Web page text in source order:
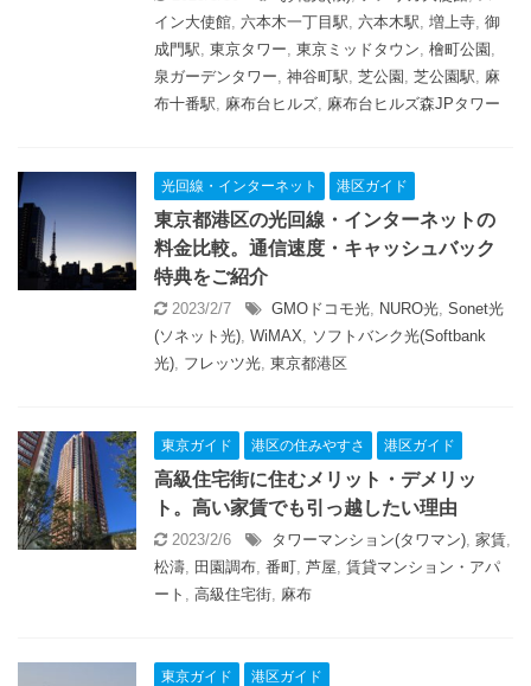
イン大使館, 六本木一丁目駅, 六本木駅, 増上寺, 御
成門駅, 東京タワー, 東京ミッドタウン, 檜町公園 ,
泉ガーデンタワー, 神谷町駅, 芝公園 , 芝公園駅, 麻
布十番駅, 麻布台ヒルズ, 麻布台ヒルズ森JPタワー
光回線・インターネット 港区ガイド
東京都港区の光回線・インターネットの
料金比較。通信速度・キャッシュバック
特典をご紹介
2023/2/7 GMOドコモ光, NURO光, Sonet光
(ソネット光), WiMAX, ソフトバンク光(Softbank
光), フレッツ光, 東京都港区
東京ガイド 港区の住みやすさ 港区ガイド
高級住宅街に住むメリット・デメリッ
ト。高い家賃でも引っ越したい理由
2023/2/6 タワーマンション(タワマン), 家賃,
松濤, 田園調布, 番町, 芦屋, 賃貸マンション・アパ
ート , 高級住宅街, 麻布
東京ガイド 港区ガイド